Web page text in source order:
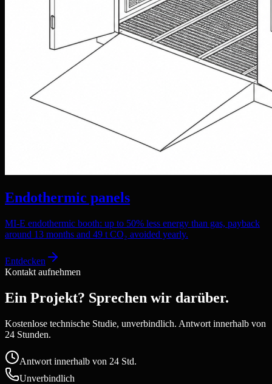
Endothermic panels
MI-E endothermic booth: up to 50% less energy than gas, payback
around 13 months and 49 t CO₂ avoided yearly.
Entdecken
Kontakt aufnehmen
Ein Projekt? Sprechen wir darüber.
Kostenlose technische Studie, unverbindlich. Antwort innerhalb von
24 Stunden.
Antwort innerhalb von 24 Std.
Unverbindlich